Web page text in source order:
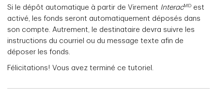
Si le dépôt automatique à partir de Virement InteracMD est
activé, les fonds seront automatiquement déposés dans
son compte. Autrement, le destinataire devra suivre les
instructions du courriel ou du message texte afin de
déposer les fonds.
Félicitations! Vous avez terminé ce tutoriel.